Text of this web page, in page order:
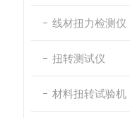
线材扭力检测仪
扭转测试仪
材料扭转试验机